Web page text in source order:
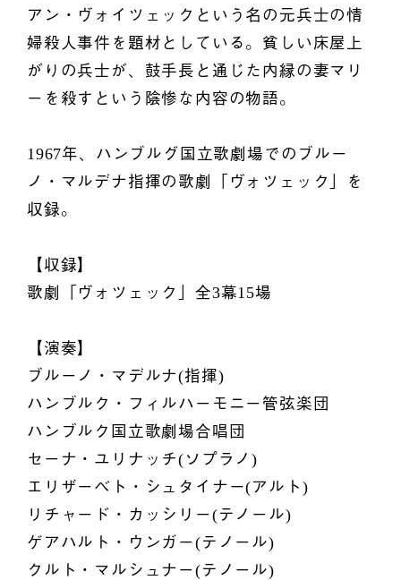
アン・ヴォイツェックという名の元兵士の情
婦殺人事件を題材としている。貧しい床屋上
がりの兵士が、鼓手長と通じた内縁の妻マリ
ーを殺すという陰惨な内容の物語。
1967年、ハンブルグ国立歌劇場でのブルー
ノ・マルデナ指揮の歌劇「ヴォツェック」を
収録。
【収録】
歌劇「ヴォツェック」全3幕15場
【演奏】
ブルーノ・マデルナ(指揮)
ハンブルク・フィルハーモニー管弦楽団
ハンブルク国立歌劇場合唱団
セーナ・ユリナッチ(ソプラノ)
エリザーベト・シュタイナー(アルト)
リチャード・カッシリー(テノール)
ゲアハルト・ウンガー(テノール)
クルト・マルシュナー(テノール)